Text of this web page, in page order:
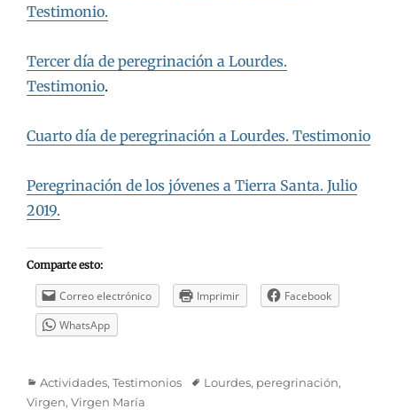
Testimonio.
Tercer día de peregrinación a Lourdes.
Testimonio.
Cuarto día de peregrinación a Lourdes. Testimonio
Peregrinación de los jóvenes a Tierra Santa. Julio
2019.
Comparte esto:
Correo electrónico Imprimir
Facebook
WhatsApp
Categorías
Actividades, Testimonios Etiquetas
Lourdes, peregrinación,
Virgen, Virgen María